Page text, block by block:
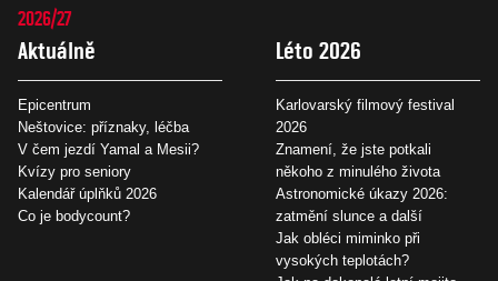
2026/27
Aktuálně
Epicentrum
Neštovice: příznaky, léčba
V čem jezdí Yamal a Mesii?
Kvízy pro seniory
Kalendář úplňků 2026
Co je bodycount?
Léto 2026
Karlovarský filmový festival
2026
Znamení, že jste potkali
někoho z minulého života
Astronomické úkazy 2026:
zatmění slunce a další
Jak obléci miminko při
vysokých teplotách?